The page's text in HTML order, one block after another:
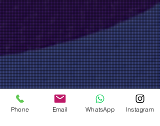
Phone Email WhatsApp Instagram